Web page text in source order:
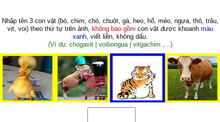
Nhập tên 3 con vật (bò, chim, chó, chuột, gà, heo, hổ, mèo, ngựa, thỏ, trâu,
vịt, voi)theo thứ tự trên ảnh, không bao gồm con vật được khoanh màu
xanh, viết liền, không dấu.
(Ví dụ: chogavit | voibongua | vitgachim ,...)